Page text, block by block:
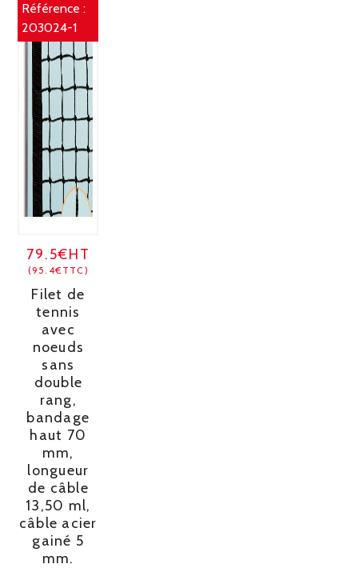
Référence :
203024-1
79.5€HT
(95.4€TTC)
Filet de
tennis
avec
noeuds
sans
double
rang,
bandage
haut 70
mm,
longueur
de câble
13,50 ml,
câble acier
gainé 5
mm.